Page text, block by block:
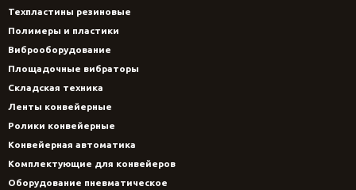
Техпластины резиновые
Полимеры и пластики
Виброоборудование
Площадочные вибраторы
Складская техника
Ленты конвейерные
Ролики конвейерные
Конвейерная автоматика
Комплектующие для конвейеров
Оборудование пневматическое